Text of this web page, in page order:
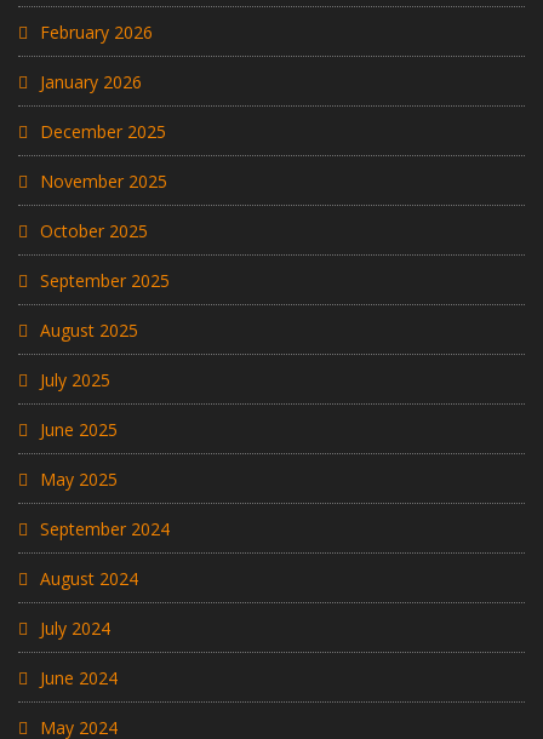
February 2026
January 2026
December 2025
November 2025
October 2025
September 2025
August 2025
July 2025
June 2025
May 2025
September 2024
August 2024
July 2024
June 2024
May 2024